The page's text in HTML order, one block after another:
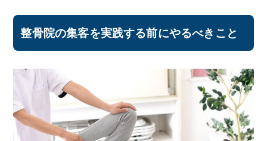
整骨院の集客を実践する前にやるべきこと